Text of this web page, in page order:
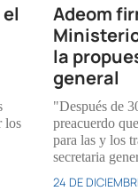
los
Adeom
la
general
"Después de
preacuerdo
para las y los
secretaria
24 DE